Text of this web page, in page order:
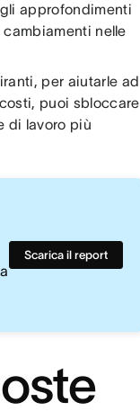
approfondimenti
nelle
per aiutarle ad
puoi sbloccare
di lavoro più
Scarica il report